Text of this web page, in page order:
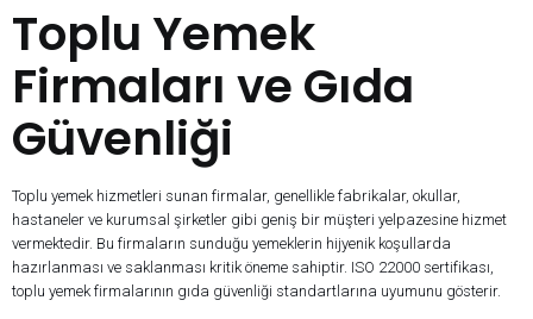
Toplu Yemek
Firmaları ve Gıda
Güvenliği
Toplu yemek hizmetleri sunan firmalar, genellikle fabrikalar, okullar,
hastaneler ve kurumsal şirketler gibi geniş bir müşteri yelpazesine hizmet
vermektedir. Bu firmaların sunduğu yemeklerin hijyenik koşullarda
hazırlanması ve saklanması kritik öneme sahiptir. ISO 22000 sertifikası,
toplu yemek firmalarının gıda güvenliği standartlarına uyumunu gösterir.